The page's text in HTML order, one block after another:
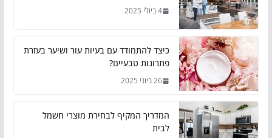
4 ביולי 2025
כיצד להתמודד עם בעיות עור ושיער בעזרת
פתרונות טבעיים?
26 ביוני 2025
המדריך המקיף לבחירת מוצרי חשמל
לבית